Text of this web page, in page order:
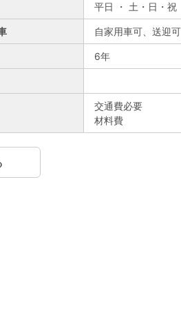
平日 ・ 土・日・祝
自家用車可、送迎
6年
交通費必要
材料費